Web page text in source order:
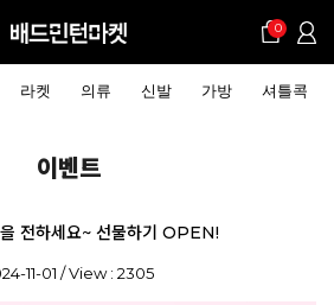
0
라켓 의류 신발 가방 셔틀콕
이벤트
전하세요~ 선물하기 OPEN!
11-01 / View : 2305